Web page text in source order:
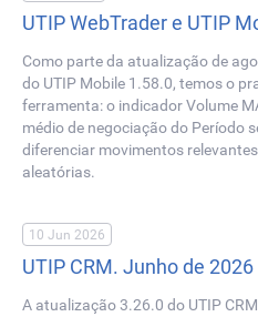
UTIP WebTrader e UTIP
Como parte da atualização de
do UTIP Mobile 1.58.0, temos o
ferramenta: o indicador Volume
médio de negociação do Período
diferenciar movimentos
aleatórias.
10 Jun 2026
UTIP CRM. Junho de 2026
A atualização 3.26.0 do UTIP